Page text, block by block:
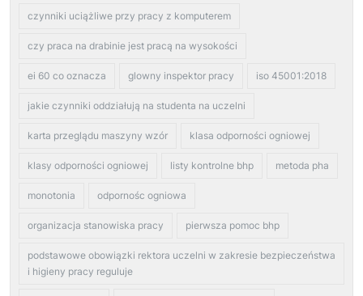
czynniki uciążliwe przy pracy z komputerem
czy praca na drabinie jest pracą na wysokości
ei 60 co oznacza glowny inspektor pracy iso 45001:2018
jakie czynniki oddziałują na studenta na uczelni
karta przeglądu maszyny wzór klasa odporności ogniowej
klasy odporności ogniowej listy kontrolne bhp metoda pha
monotonia odpornośc ogniowa
organizacja stanowiska pracy pierwsza pomoc bhp
podstawowe obowiązki rektora uczelni w zakresie bezpieczeństwa
i higieny pracy reguluje